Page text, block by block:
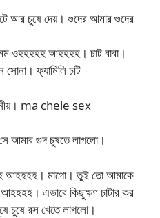
আর চুষে দেয়। গুদের আমার গুদের
ওহহহহহ আহহহহ। চাট বাবা।
সোনা। ফ্যামিলি চটি
ma chele sex
আমার গুদ চুষতে লাগলো।
মাগো। তুই তো আমাকে
এভাবে কিছুক্ষণ চাটার কর
চুষে রস খেতে লাগলো।